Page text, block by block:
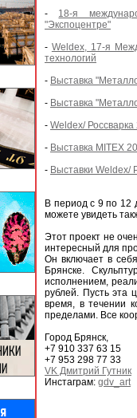
- 18-я
"Экспоцентре"
- Weldex, 17-я
технологий
- Выставка
- Выставка
- Weldex/
- Выставка MITEX
- Выставки Weldex/
В период с 9 по 12
можете увидеть
Этот проект не
интересный для
Он включает в
Брянске.
исполнением,
рублей. Пусть эта
время, в течении
пределами. Все
Город Брянск,
+7 910 337 63 15
+7 953 298 77 33
VK Дмитрий Гутник
Инстаграм: gdv_art